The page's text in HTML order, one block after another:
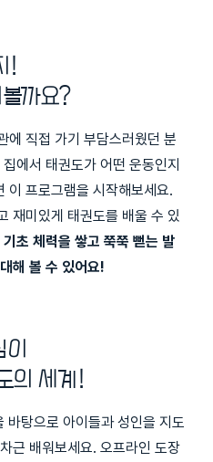
!
까요?
에 직접 가기 부담스러웠던 분
에서 태권도가 어떤 운동인지
이 프로그램을 시작해보세요.
재미있게 태권도를 배울 수 있
초 체력을 쌓고 쭉쭉 뻗는 발
해 볼 수 있어요!
의 세계!
탕으로 아이들과 성인을 지도
근 배워보세요. 오프라인 도장